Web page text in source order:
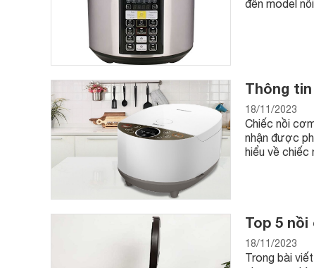
đến model
Thông
18/11/2023
Chiếc nồi
nhận được
hiểu về chiếc
Top 5
18/11/2023
Trong bài